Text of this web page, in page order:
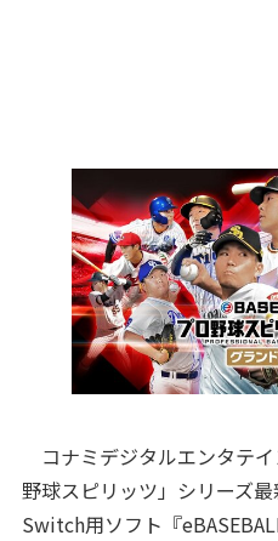
コナミデジタルエンタテ
野球スピリッツ」シリーズ
Switch用ソフト『